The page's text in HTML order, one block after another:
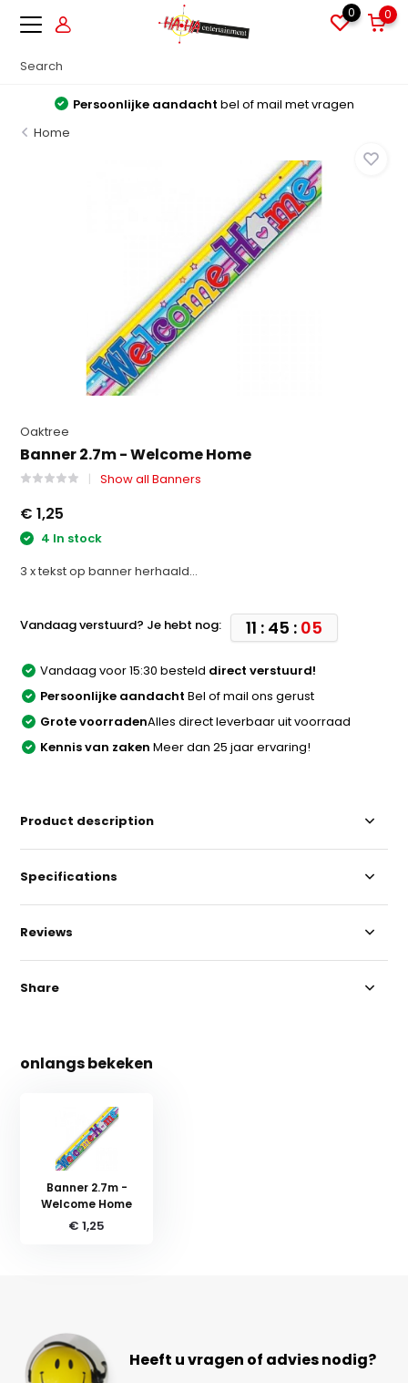
0 0
Persoonlijke aandacht bel of mail met vragen
Home
Oaktree
Banner 2.7m - Welcome Home
Show all Banners
€ 1,25
4 In stock
3 x tekst op banner herhaald...
Vandaag verstuurd? Je hebt nog: 11 : 45 : 05
Vandaag voor 15:30 besteld direct verstuurd!
Persoonlijke aandacht Bel of mail ons gerust
Grote voorradenAlles direct leverbaar uit voorraad
Kennis van zaken Meer dan 25 jaar ervaring!
Product description
Specifications
Reviews
Share
onlangs bekeken
Banner 2.7m -
Welcome Home
€ 1,25
Heeft u vragen of advies nodig?